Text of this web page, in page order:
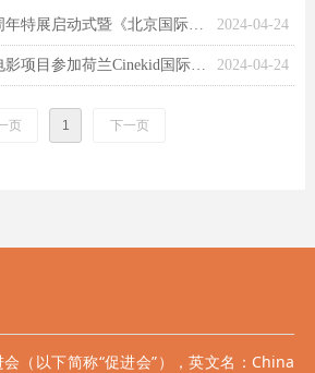
2024-04-24
北京国际电影节十周年特展启动式暨《北京国际电影节蓝皮书》首发式在中国电影博物馆举办
2024-04-24
学会推荐中国儿童电影项目参加荷兰Cinekid国际儿童电影节获得成功
页 1 下一页
（以下简称“促进会”），英文名：China